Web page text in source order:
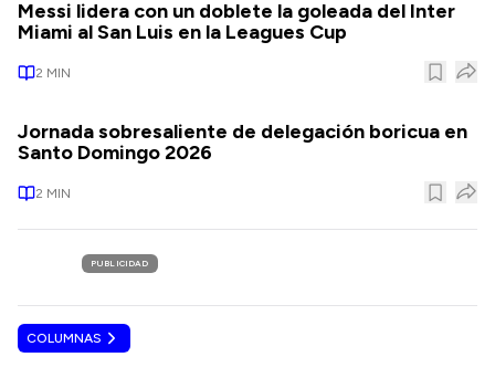
Messi lidera con un doblete la goleada del Inter
Miami al San Luis en la Leagues Cup
2 MIN
Jornada sobresaliente de delegación boricua en
Santo Domingo 2026
2 MIN
PUBLICIDAD
COLUMNAS